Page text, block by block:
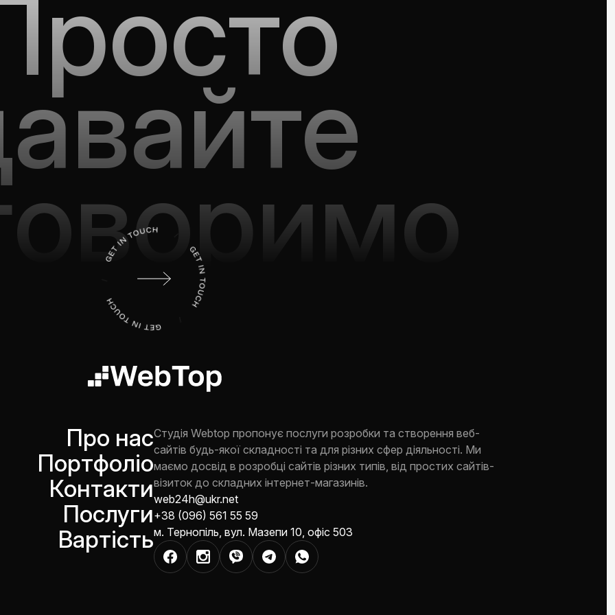
Про нас
Портфоліо
Контакти
Послуги
Вартість
Студія Webtop пропонує послуги розробки та створення веб-
сайтів будь-якої складності та для різних сфер діяльності. Ми
маємо досвід в розробці сайтів різних типів, від простих сайтів-
візиток до складних інтернет-магазинів.
web24h@ukr.net
+38 (096) 561 55 59
м. Тернопіль, вул. Мазепи 10, офіс 503